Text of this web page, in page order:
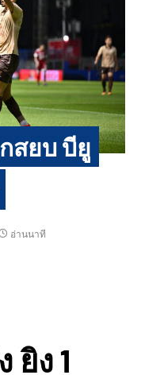
สยบ บียู
อ่านนาที
ยิง 1